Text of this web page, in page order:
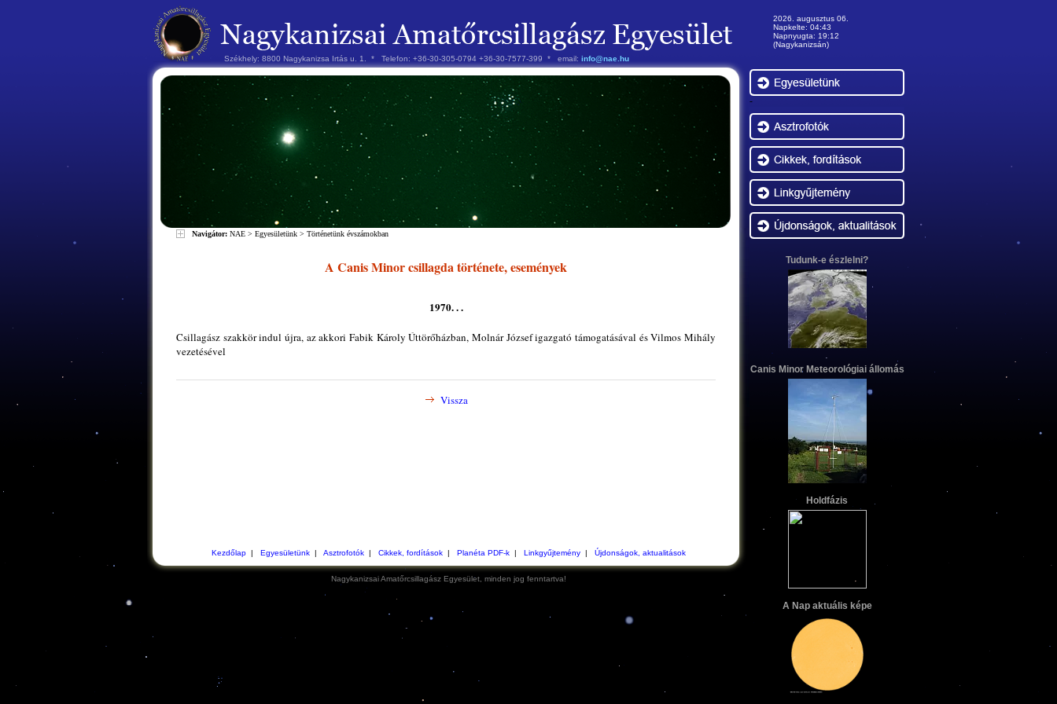
Székhely: 8800 Nagykanizsa Irtás u. 1. * Telefon: +36-30-305-0794 +36-30-7577-399 * email: info@nae.hu
Navigátor: NAE > Egyesületünk > Történetünk évszámokban
A Canis Minor csillagda története, események
1970. . .
Csillagász szakkör indul újra, az akkori Fabik Károly Úttörőházban, Molnár József igazgató támogatásával és Vilmos Mihály
vezetésével
Vissza
Kezdőlap| Egyesületünk| Asztrofotók| Cikkek, fordítások| Planéta PDF-k| Linkgyűjtemény| Újdonságok, aktualitások
Nagykanizsai Amatőrcsillagász Egyesület, minden jog fenntartva!
2026. augusztus 06.
Napkelte: 04:43
Napnyugta: 19:12
(Nagykanizsán)
-
Tudunk-e észlelni?
Canis Minor Meteorológiai állomás
Holdfázis
A Nap aktuális képe